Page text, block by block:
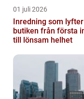
01 juli 2026
Inredning som lyfter
butiken från första intryck
till lönsam helhet